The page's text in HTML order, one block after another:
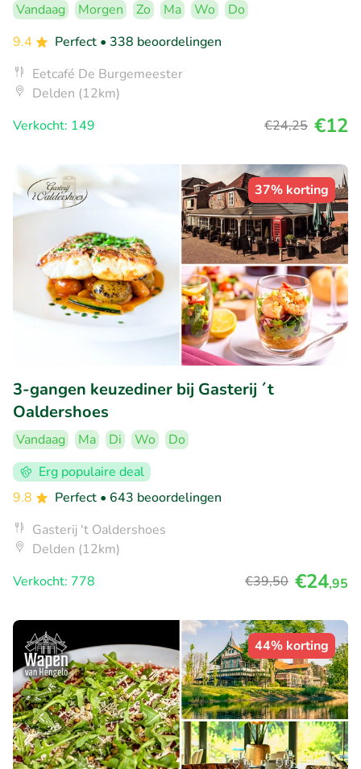
Vandaag Morgen Zo Ma Wo
Do
9.4
Perfect • 338 beoordelingen
Eetcafé De Burgemeester
Delden (12km)
Verkocht: 149
€24,25 €12
37% korting
3-gangen keuzediner bij Gasterij ´t
Oaldershoes
Vandaag Ma Di Wo
Do
Erg populaire deal
9.8
Perfect • 643 beoordelingen
Gasterij 't Oaldershoes
Delden (12km)
Verkocht: 778
€39,50 €24,95
44% korting